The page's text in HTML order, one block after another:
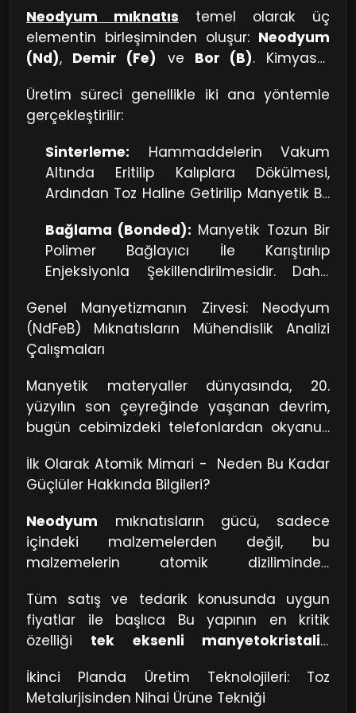
Bu yüzden kullanım yerinde mutlaka
uygun kaplama (Nikel, Çinko veya
Altın) seçilmelidir.
Neodyum mıknatıs temel olarak üç
elementin birleşiminden oluşur: Neodyum
(Nd), Demir (Fe) ve Bor (B). Kimyasal
Üretim süreci genellikle iki ana yöntemle
gerçekleştirilir:
Sinterleme: Hammaddelerin Vakum
Altında Eritilip Kalıplara Dökülmesi,
Ardından Toz Haline Getirilip Manyetik Bir
İşlemidir. En Yüksek Manyetik Gücü Bu
Yöntem Sağlar.
Bağlama (Bonded): Manyetik Tozun Bir
Polimer Bağlayıcı İle Karıştırılıp
Enjeksiyonla Şekillendirilmesidir. Daha
Tanır Ancak Gücü Daha Düşüktür.
Genel Manyetizmanın Zirvesi: Neodyum
(NdFeB) Mıknatısların Mühendislik Analizi
Çalışmaları
Manyetik materyaller dünyasında, 20.
yüzyılın son çeyreğinde yaşanan devrim,
bugün cebimizdeki telefonlardan okyanus
şeyi değiştirdi. Bu devrimin başrol oyuncusu,
Neodyum-Demir-Bor ($Nd_2Fe_{14}B$)
mıknatısların" mikroskobik yapısından
makroskobik gücüne kadar tüm teknik
detaylarını incelemektedir.
İlk Olarak Atomik Mimari - Neden Bu Kadar
Güçlüler Hakkında Bilgileri?
Neodyum mıknatısların gücü, sadece
içindeki malzemelerden değil, bu
malzemelerin atomik diziliminden
yapısı,tetragonalbir kristal kafes yapısına
sahiptir.
Tüm satış ve tedarik konusunda uygun
fiyatlar ile başlıca Bu yapının en kritik
özelliği tek eksenli manyetokristalin
momentinin belirli bir eksen boyunca
(genellikle c-ekseni) hizalanmayı tercih
İkinci Planda Üretim Teknolojileri: Toz
Metalurjisinden Nihai Ürüne Tekniği